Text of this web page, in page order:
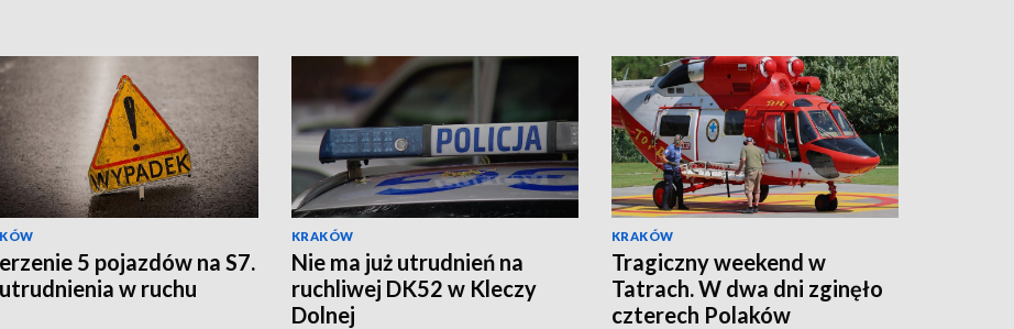
5 pojazdów na S7.
w ruchu
KRAKÓW
Nie ma już utrudnień na
ruchliwej DK52 w Kleczy
Dolnej
KRAKÓW
Tragiczny weekend w
Tatrach. W dwa dni zginęło
czterech Polaków